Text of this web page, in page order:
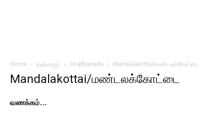
Home தஞ்சாவூர் Orathanadu Mandalakottai/மண்டலக்கோட்டை
Mandalakottai/மண்டலக்கோட்டை
வணக்கம்…